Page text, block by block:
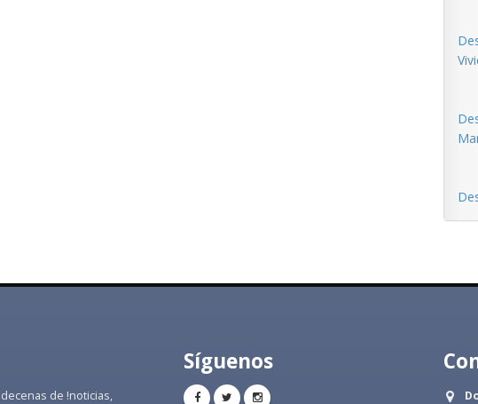
de !noticias,
Síguenos